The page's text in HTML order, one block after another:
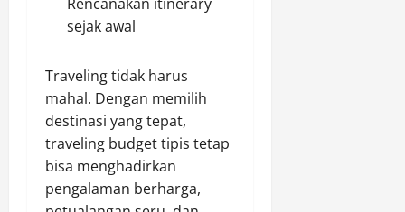
sejak awal
Traveling tidak harus
mahal. Dengan memilih
destinasi yang tepat,
traveling budget tipis tetap
bisa menghadirkan
pengalaman berharga,